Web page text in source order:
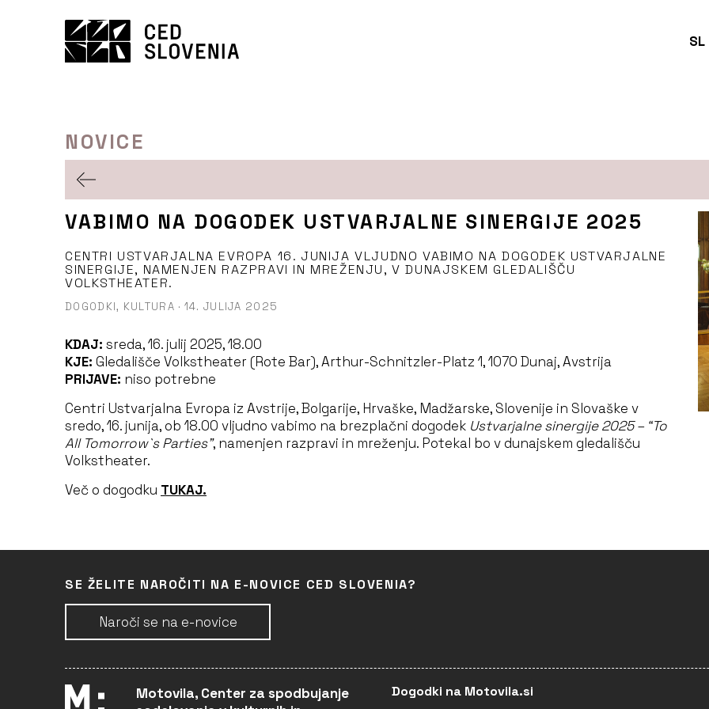
SL
NOVICE
VABIMO NA DOGODEK USTVARJALNE SINERGIJE 2025
CENTRI USTVARJALNA EVROPA 16. JUNIJA VLJUDNO VABIMO NA DOGODEK USTVARJALNE
SINERGIJE, NAMENJEN RAZPRAVI IN MREŽENJU, V DUNAJSKEM GLEDALIŠČU
VOLKSTHEATER.
DOGODKI, KULTURA · 14. JULIJA 2025
KDAJ: sreda, 16. julij 2025, 18.00
KJE: Gledališče Volkstheater (Rote Bar), Arthur-Schnitzler-Platz 1, 1070 Dunaj, Avstrija
PRIJAVE: niso potrebne
Centri Ustvarjalna Evropa iz Avstrije, Bolgarije, Hrvaške, Madžarske, Slovenije in Slovaške v
sredo, 16. junija, ob 18.00 vljudno vabimo na brezplačni dogodek Ustvarjalne sinergije 2025 – “To
All Tomorrow`s Parties”, namenjen razpravi in mreženju. Potekal bo v dunajskem gledališču
Volkstheater.
Več o dogodku TUKAJ.
SE ŽELITE NAROČITI NA E-NOVICE CED SLOVENIA?
Naroči se na e-novice
Motovila, Center za spodbujanje
Dogodki na Motovila.si